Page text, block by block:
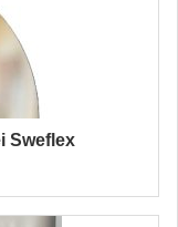
Sweflex